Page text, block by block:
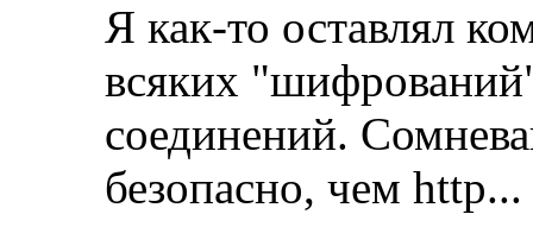
Я как-то оставлял
всяких
соединений.
безопасно, чем http...